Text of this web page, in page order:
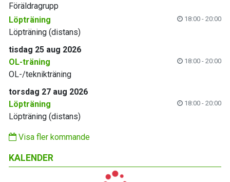
Föräldragrupp
Löpträning
18:00 - 20:00
Löpträning (distans)
tisdag 25 aug 2026
OL-träning
18:00 - 20:00
OL-/teknikträning
torsdag 27 aug 2026
Löpträning
18:00 - 20:00
Löpträning (distans)
Visa fler kommande
KALENDER